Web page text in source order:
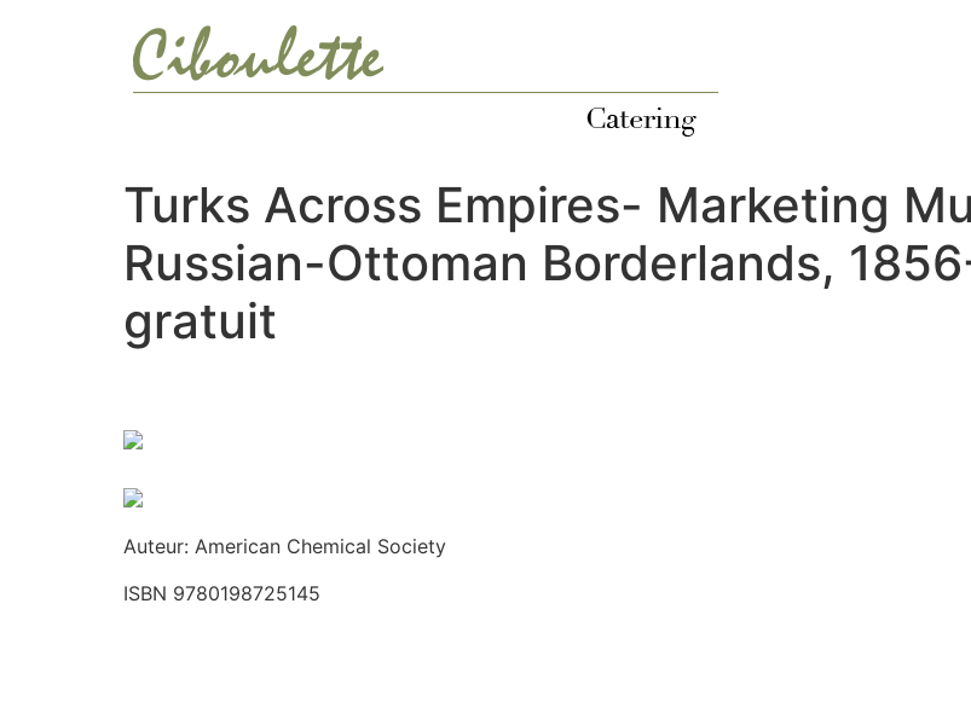
Turks Across Empires- Marketing
Russian-Ottoman Borderlands,
gratuit
Auteur: American Chemical Society
ISBN 9780198725145